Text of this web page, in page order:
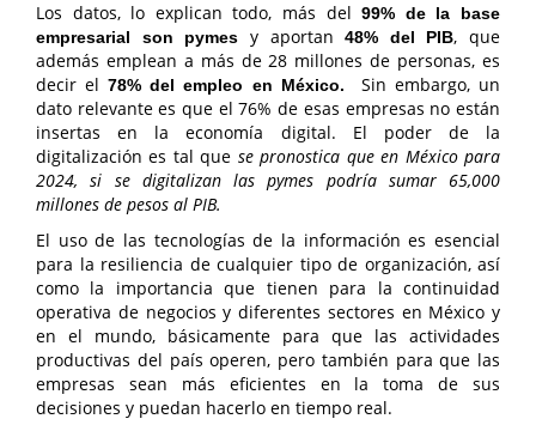
Los datos, lo explican todo, más del99% de la base
empresarial son pymes
y aportan48% del PIB, que
además emplean a más de 28 millones de personas, es
decir el78% del empleo en México.
Sin embargo, un
dato relevante es que el 76% de esas empresas no están
insertas en la economía digital. El poder de la
digitalización es tal que se pronostica que en México para
2024, si se digitalizan las pymes podría sumar 65,000
millones de pesos al PIB.
El uso de las tecnologías de la información es esencial
para la resiliencia de cualquier tipo de organización, así
como la importancia que tienen para la continuidad
operativa de negocios y diferentes sectores en México y
en el mundo, básicamente para que las actividades
productivas del país operen, pero también para que las
empresas sean más eficientes en la toma de sus
decisiones y puedan hacerlo en tiempo real.